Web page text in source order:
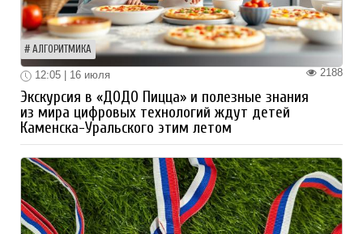
АЛГОРИТМИКА
2188
12:05 | 16 июля
Экскурсия в «ДОДО Пицца» и полезные знания
из мира цифровых технологий ждут детей
Каменска-Уральского этим летом